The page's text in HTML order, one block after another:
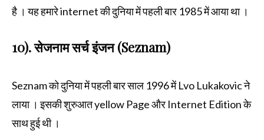
है । यह हमारे internet की दुनिया में पहली बार 1985 में आया था ।
10). सेजनाम सर्च इंजन (Seznam)
Seznam को दुनिया में पहली बार साल 1996 में Lvo Lukakovic ने
लाया । इसकी शुरुआत yellow Page और Internet Edition के
साथ हुई थी ।